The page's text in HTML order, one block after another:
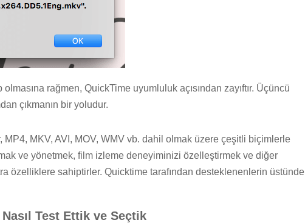
rağmen, QuickTime uyumluluk açısından zayıftır. Üçüncü
çıkmanın bir yoludur.
MKV, AVI, MOV, WMV vb. dahil olmak üzere çeşitli biçimlerle
ve yönetmek, film izleme deneyiminizi özelleştirmek ve diğer
özelliklere sahiptirler. Quicktime tarafından desteklenenlerin üstünde
Test Ettik ve Seçtik